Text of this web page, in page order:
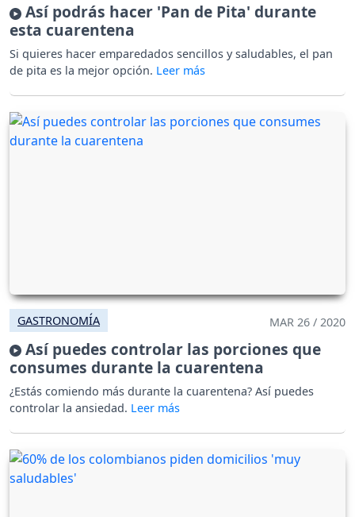
Así podrás hacer 'Pan de Pita' durante
esta cuarentena
Si quieres hacer emparedados sencillos y saludables, el pan
de pita es la mejor opción.
GASTRONOMÍA MAR 26 / 2020
Así puedes controlar las porciones que
consumes durante la cuarentena
¿Estás comiendo más durante la cuarentena? Así puedes
controlar la ansiedad.